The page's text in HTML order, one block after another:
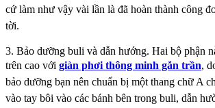
cứ làm như vậy vài lần là đã hoàn thành công
tời.
3. Bảo dưỡng buli và dẫn hướng. Hai bộ phận
trên cao với giàn phơi thông minh gắn trần,
bảo dưỡng bạn nên chuẩn bị một thang chữ A
vào tay bôi vào các bánh bên trong buli, dẫn